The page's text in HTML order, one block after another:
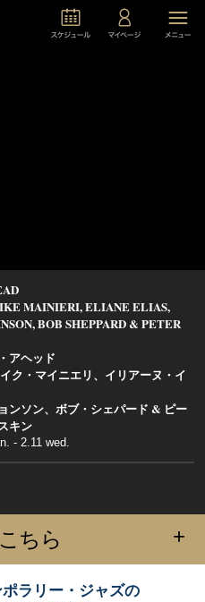
MAINIERI, ELIANE ELIAS,
BOB SHEPPARD & PETER
アヘッド
ク・マイニエリ、イリアーヌ・イ
ンソン、ボブ・シェパード & ピー
キン
- 2.11 wed.
ちら +
ラリー・ジャズの